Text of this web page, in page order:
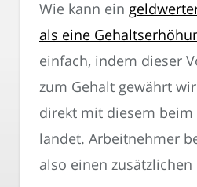
Wie kann ein
als eine
einfach, indem dieser
zum Gehalt gewährt
direkt mit diesem beim
landet. Arbeitnehmer
also einen zusätzlichen